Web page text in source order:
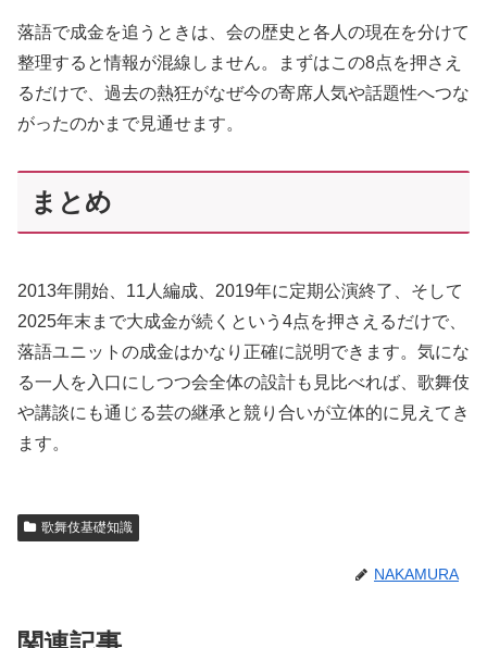
落語で成金を追うときは、会の歴史と各人の現在を分けて
整理すると情報が混線しません。まずはこの8点を押さえ
るだけで、過去の熱狂がなぜ今の寄席人気や話題性へつな
がったのかまで見通せます。
まとめ
2013年開始、11人編成、2019年に定期公演終了、そして
2025年末まで大成金が続くという4点を押さえるだけで、
落語ユニットの成金はかなり正確に説明できます。気にな
る一人を入口にしつつ会全体の設計も見比べれば、歌舞伎
や講談にも通じる芸の継承と競り合いが立体的に見えてき
ます。
歌舞伎基礎知識
NAKAMURA